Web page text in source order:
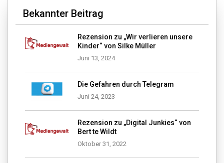
Bekannter Beitrag
Rezension zu „Wir verlieren unsere
Kinder“ von Silke Müller
Juni 13, 2024
Die Gefahren durch Telegram
Juni 24, 2023
Rezension zu „Digital Junkies“ von
Bert te Wildt
Oktober 31, 2022